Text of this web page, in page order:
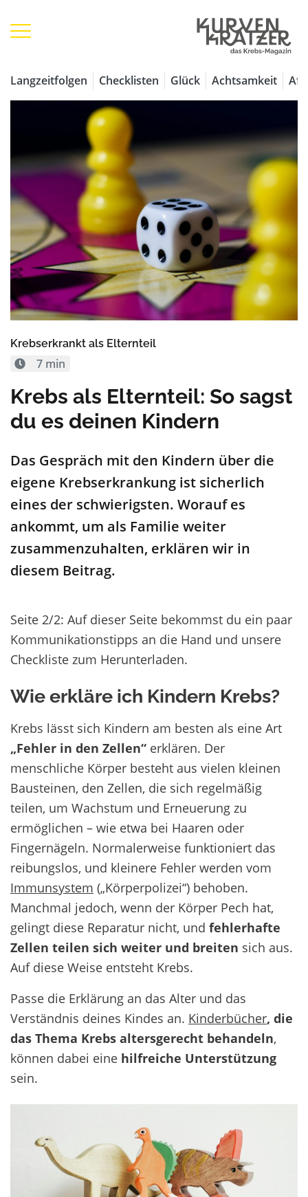
Langzeitfolgen Checklisten Glück Achtsamkeit
Krebserkrankt als Elternteil
7 min
Krebs als Elternteil: So sagst
du es deinen Kindern
Das Gespräch mit den Kindern über die
eigene Krebserkrankung ist sicherlich
eines der schwierigsten. Worauf es
ankommt, um als Familie weiter
zusammenzuhalten, erklären wir in
diesem Beitrag.
Seite 2/2: Auf dieser Seite bekommst du ein paar
Kommunikationstipps an die Hand und unsere
Checkliste zum Herunterladen.
Wie erkläre ich Kindern Krebs?
Krebs lässt sich Kindern am besten als eine Art
„Fehler in den Zellen“ erklären. Der
menschliche Körper besteht aus vielen kleinen
Bausteinen, den Zellen, die sich regelmäßig
teilen, um Wachstum und Erneuerung zu
ermöglichen – wie etwa bei Haaren oder
Fingernägeln. Normalerweise funktioniert das
reibungslos, und kleinere Fehler werden vom
Immunsystem („Körperpolizei“) behoben.
Manchmal jedoch, wenn der Körper Pech hat,
gelingt diese Reparatur nicht, und fehlerhafte
Zellen teilen sich weiter und breiten sich aus.
Auf diese Weise entsteht Krebs.
Passe die Erklärung an das Alter und das
Verständnis deines Kindes an. Kinderbücher, die
das Thema Krebs altersgerecht behandeln,
können dabei eine hilfreiche Unterstützung
sein.